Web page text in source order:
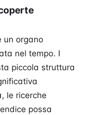
un organo
nel tempo. I
piccola struttura
le ricerche
possa